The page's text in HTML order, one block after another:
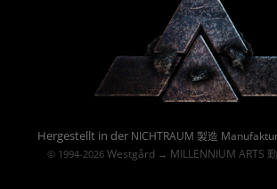
Hergestellt in der NICHTRAUM 製造
© 1994-2026 Westgård→ MILLENNIUM ARTS
Powered By :